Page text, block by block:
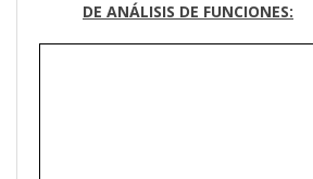
DE ANÁLISIS DE FUNCIONES: